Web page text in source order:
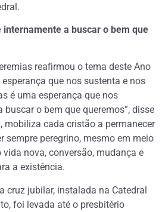
internamente a buscar o bem que
reafirmou o tema deste Ano
que nos sustenta e nos
é uma esperança que nos
o bem que queremos”, disse
mobiliza cada cristão a permanecer
sempre peregrino, mesmo em meio
nova, conversão, mudança e
a existência.
cruz jubilar, instalada na Catedral
foi levada até o presbitério